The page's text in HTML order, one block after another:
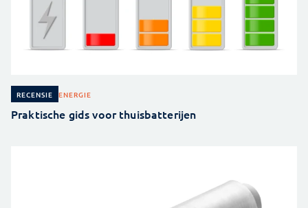
RECENSIE ENERGIE
Praktische gids voor thuisbatterijen